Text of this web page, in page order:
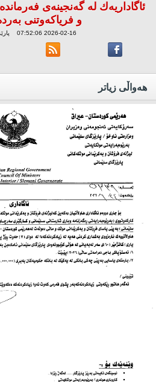
ئاگاداریه‌ك له‌ گه‌نجینه‌ی
و فریاكه‌وتنی
2026-02-16 07:52:06 پارێزگای سلێمانی
هه‌واڵی زیاتر